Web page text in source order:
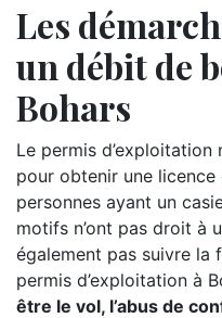
Les
un débit de
Bohars
Le permis d’exploitation
pour obtenir une
personnes ayant un
motifs n’ont pas droit à
également pas suivre
permis d’exploitation à
être le vol, l’abus de